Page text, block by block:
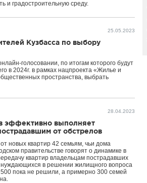
и градостроительную среду.
25.05.2023
Кузбасса по выбору
голосовании, по итогам которого будут
в 2024г. в рамках нацпроекта «Жилье и
пространства, выбрать
28.04.2023
эффективно выполняет
от обстрелов
новых квартир 42 семьям, чьи дома
правительстве говорят о динамике в
квартир владельцам пострадавших
в решении жилищного вопроса
пока не решили, а примерно 300 семей